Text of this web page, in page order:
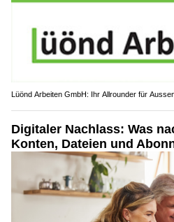
Lüönd Arbeiten GmbH: Ihr Allrounder für
Digitaler Nachlass: Was
Konten, Dateien und